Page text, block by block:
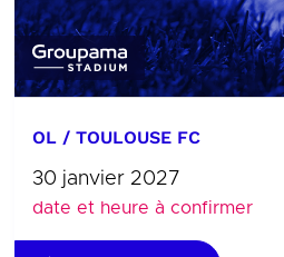
OL / TOULOUSE FC
30 janvier 2027
date et heure à confirmer